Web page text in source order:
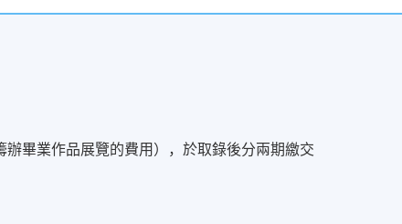
畢業作品展覽的費用），於取錄後分兩期繳交